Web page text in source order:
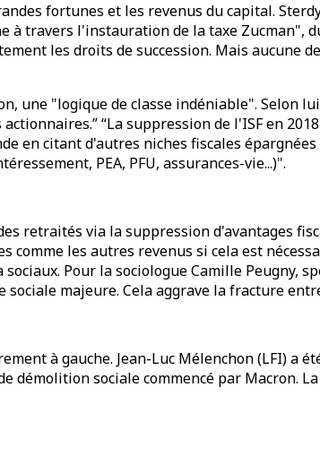
fortunes et les revenus du capital.
travers l'instauration de la taxe Zucman",
les droits de succession. Mais aucune
une "logique de classe indéniable". Selon
“La suppression de l'ISF en
en citant d'autres niches fiscales
PEA, PFU, assurances-vie...)".
retraités via la suppression d'avantages
les autres revenus si cela est
Pour la sociologue Camille
majeure. Cela aggrave la fracture
à gauche. Jean-Luc Mélenchon (LFI) a
démolition sociale commencé par Macron.